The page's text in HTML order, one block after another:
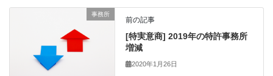
事務所
前の記事
[特実意商] 2019年の特許事務所
増減
2020年1月26日